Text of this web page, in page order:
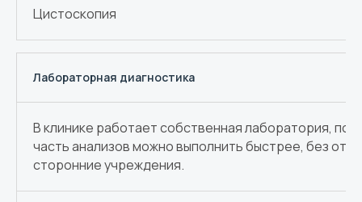
Цистоскопия
Лабораторная диагностика
В клинике работает собственная лаборатория,
часть анализов можно выполнить быстрее, без
сторонние учреждения.